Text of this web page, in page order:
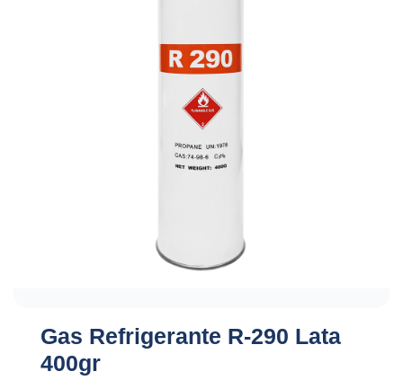
Gas Refrigerante R-290 Lata
400gr